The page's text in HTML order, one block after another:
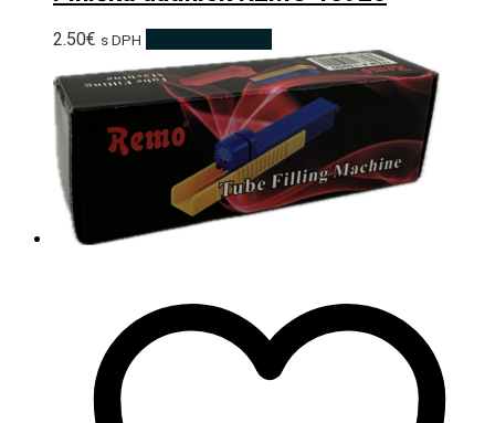
2.50€ s DPH